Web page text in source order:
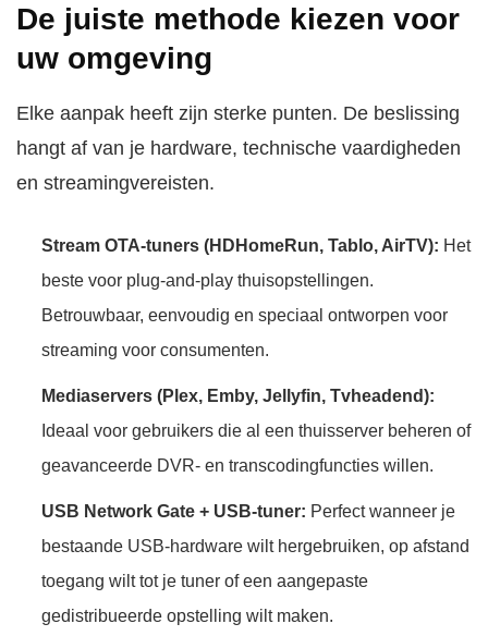
De juiste methode kiezen voor
uw omgeving
Elke aanpak heeft zijn sterke punten. De beslissing
hangt af van je hardware, technische vaardigheden
en streamingvereisten.
Stream OTA-tuners (HDHomeRun, Tablo, AirTV): Het
beste voor plug-and-play thuisopstellingen.
Betrouwbaar, eenvoudig en speciaal ontworpen voor
streaming voor consumenten.
Mediaservers (Plex, Emby, Jellyfin, Tvheadend):
Ideaal voor gebruikers die al een thuisserver beheren of
geavanceerde DVR- en transcodingfuncties willen.
USB Network Gate + USB-tuner: Perfect wanneer je
bestaande USB-hardware wilt hergebruiken, op afstand
toegang wilt tot je tuner of een aangepaste
gedistribueerde opstelling wilt maken.